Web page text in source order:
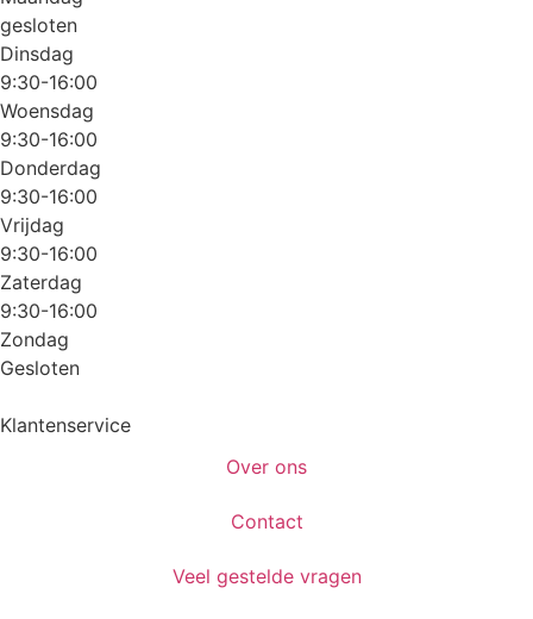
gesloten
Dinsdag
9:30-16:00
Woensdag
9:30-16:00
Donderdag
9:30-16:00
Vrijdag
9:30-16:00
Zaterdag
9:30-16:00
Zondag
Gesloten
Klantenservice
Over ons
Contact
Veel gestelde vragen